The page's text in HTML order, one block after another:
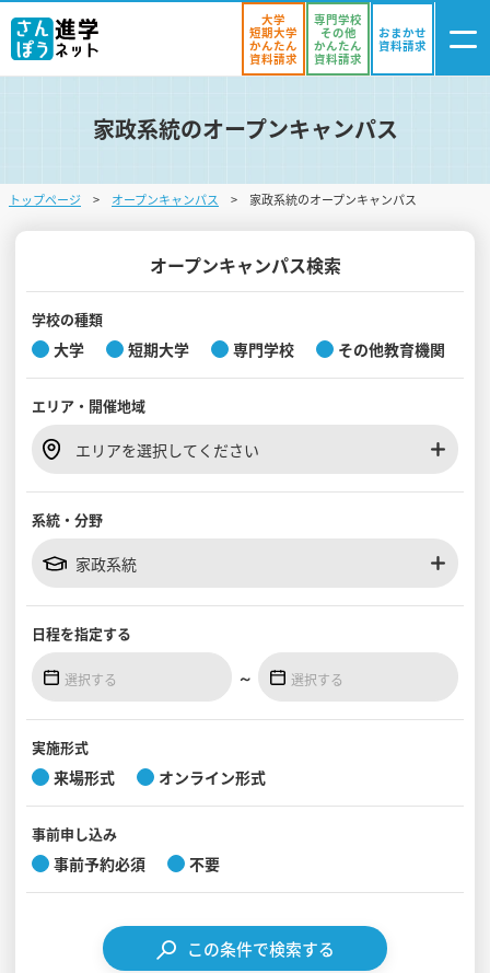
ログイン
・登録
気になる
学校を探す
オープンキャンパスを探す
入試・受験入門
お役立ち情報
見学会WEB手引書
大学
短期大学
かんたん
資料請求
専門学校
その他
かんたん
資料請求
おまかせ
資料請求
家政系統のオープンキャンパス
トップページ オープンキャンパス 家政系統のオープンキャンパス
オープンキャンパス検索
学校の種類
大学 短期大学 専門学校 その他教育機関
エリア・ 開催地域
エリアを選択してください
系統・分野
家政系統
日程を指定する
～
実施形式
来場形式 オンライン形式
事前申し込み
事前予約必須 不要
この条件で検索する